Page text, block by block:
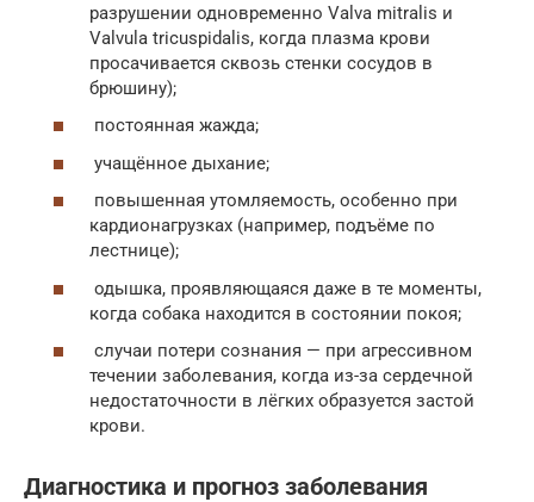
разрушении одновременно Valvа mitralis и
Valvula tricuspidalis, когда плазма крови
просачивается сквозь стенки сосудов в
брюшину);
постоянная жажда;
учащённое дыхание;
повышенная утомляемость, особенно при
кардионагрузках (например, подъёме по
лестнице);
одышка, проявляющаяся даже в те моменты,
когда собака находится в состоянии покоя;
случаи потери сознания — при агрессивном
течении заболевания, когда из-за сердечной
недостаточности в лёгких образуется застой
крови.
Диагностика и прогноз заболевания